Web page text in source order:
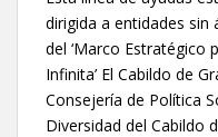
dirigida a entidades
del ‘Marco Estratégico
Infinita’ El Cabildo de
Consejería de Política
Diversidad del Cabildo